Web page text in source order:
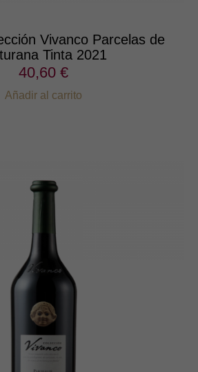
Vivanco Parcelas de
Tinta 2021
40,60 €
Añadir al carrito